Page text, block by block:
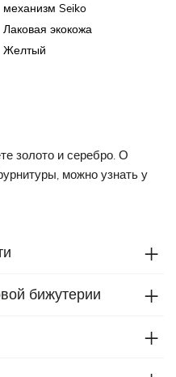
механизм Seiko
Лаковая экокожа
Желтый
золото и серебро. О
можно узнать у
бижутерии